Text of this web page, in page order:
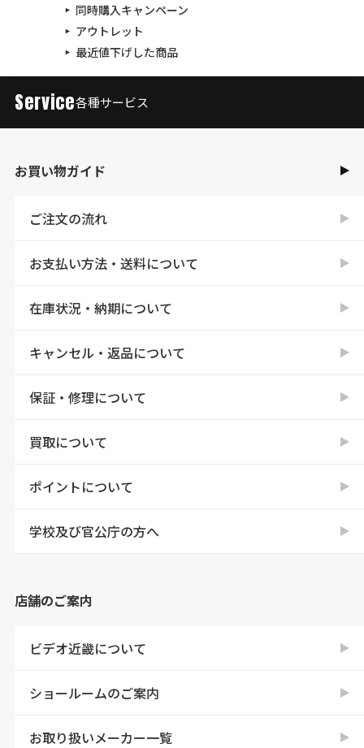
同時購入キャンペーン
アウトレット
最近値下げした商品
Service各種サービス
お買い物ガイド
ご注文の流れ
お支払い方法・送料について
在庫状況・納期について
キャンセル・返品について
保証・修理について
買取について
ポイントについて
学校及び官公庁の方へ
店舗のご案内
ビデオ近畿について
ショールームのご案内
お取り扱いメーカー一覧